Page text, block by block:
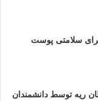
سلامتی پوست
ریه توسط دانشمندان